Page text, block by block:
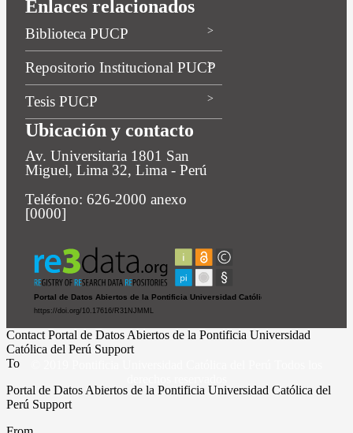
Enlaces relacionados
Biblioteca PUCP
Repositorio Institucional PUCP
Tesis PUCP
Ubicación y contacto
Av. Universitaria 1801 San
Miguel, Lima 32, Lima - Perú
Teléfono: 626-2000 anexo
[0000]
Contact Portal de Datos Abiertos de la Pontificia Universidad
Católica del Perú Support
To
Portal de Datos Abiertos de la Pontificia Universidad Católica del
Perú Support